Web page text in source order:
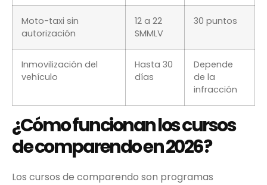
Moto-taxi sin
autorización
12 a 22
SMMLV
30 puntos
Inmovilización del
vehículo
Hasta 30
días
Depende
de la
infracción
¿Cómo funcionan los cursos
de comparendo en 2026?
Los cursos de comparendo son programas